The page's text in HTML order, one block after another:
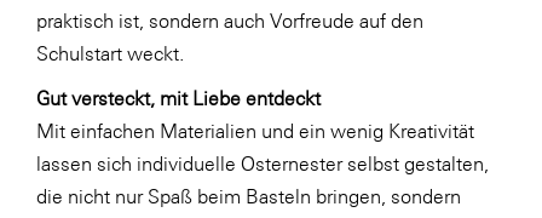
Verband Druck Medien Österreich
Wirtschaftskammer Salzburg
WKS Fachgruppe Fahrzeughandel und
Fahrzeugtechnik
WKS Fachgruppe Finanzdienstleister
praktisch ist, sondern auch Vorfreude auf den
Schulstart weckt.
Gut versteckt, mit Liebe entdeckt
Mit einfachen Materialien und ein wenig Kreativität
lassen sich individuelle Osternester selbst gestalten,
die nicht nur Spaß beim Basteln bringen, sondern